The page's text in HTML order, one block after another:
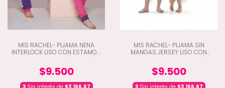
MIS RACHEL- PIJAMA NENA
INTERLOCK LISO CON ESTAMOA
$9.500
MIS RACHEL- PIJAMA SIN
MANGAS JERSEY LISO CON
7060)
$9.500